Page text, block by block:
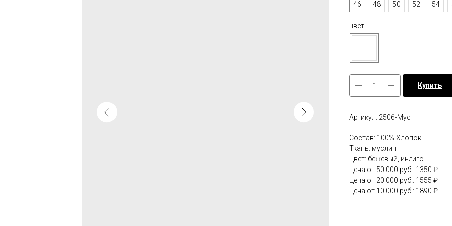
46 48 50 52 54
цвет
Купить
Артикул: 2506-Мус
Состав: 100% Хлопок
Ткань: муслин
Цвет: бежевый, индиго
Цена от 50 000 руб.: 1350 ₽
Цена от 20 000 руб.: 1555 ₽
Цена от 10 000 руб.: 1890 ₽